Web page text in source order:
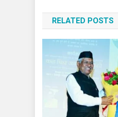
navigation
RELATED POSTS